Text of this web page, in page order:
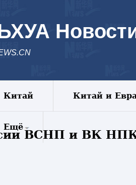
Китай Китай и
Ещё
ВСНП и ВК